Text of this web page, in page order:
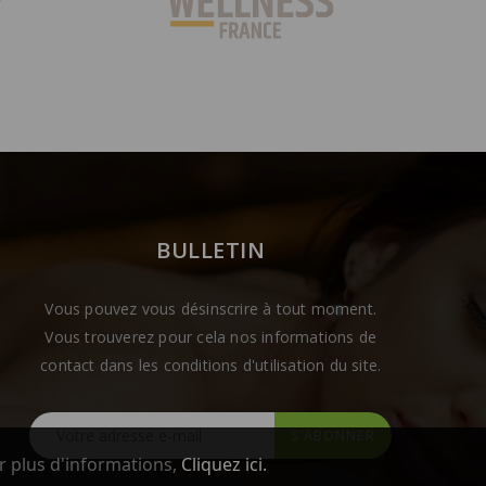
plus d'informations, Cliquez ici.
BULLETIN
Vous pouvez vous désinscrire à tout moment.
Vous trouverez pour cela nos informations de
contact dans les conditions d'utilisation du site.